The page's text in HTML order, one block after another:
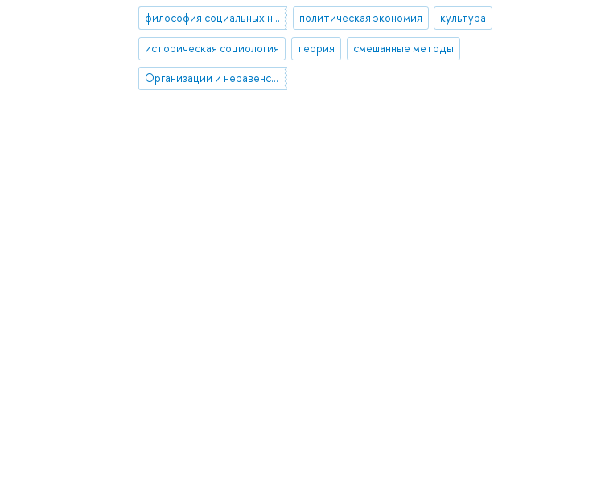
философия социальных наук политическая экономия культура
историческая социология теория смешанные методы
Организации и неравенство